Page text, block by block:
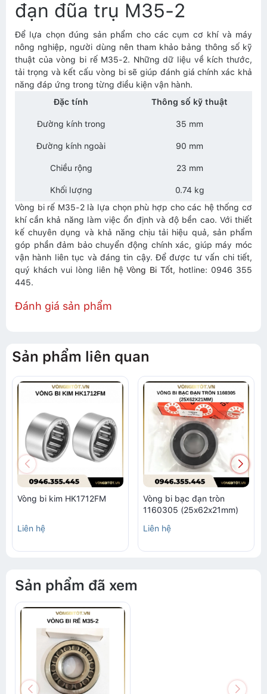
đạn đũa trụ M35-2
Để lựa chọn đúng sản phẩm cho các cụm cơ khí và máy
nông nghiệp, người dùng nên tham khảo bảng thông số kỹ
thuật của vòng bi rế M35-2. Những dữ liệu về kích thước,
tải trọng và kết cấu vòng bi sẽ giúp đánh giá chính xác khả
năng đáp ứng trong từng điều kiện vận hành.
Đặc tính
Thông số kỹ thuật
Đường kính trong 35 mm
Đường kính ngoài 90 mm
Chiều rộng 23 mm
Khối lượng
0.74 kg
Vòng bi rế M35-2 là lựa chọn phù hợp cho các hệ thống cơ
khí cần khả năng làm việc ổn định và độ bền cao. Với thiết
kế chuyên dụng và khả năng chịu tải hiệu quả, sản phẩm
góp phần đảm bảo chuyển động chính xác, giúp máy móc
vận hành liên tục và đáng tin cậy. Để được tư vấn chi tiết,
quý khách vui lòng liên hệVòng Bi Tốt, hotline: 0946 355
445.
Đánh giá sản phẩm
Sản phẩm liên quan
Vòng bi kim HK1712FM
Liên hệ
Vòng bi bạc đạn tròn
1160305 (25x62x21mm)
Liên hệ
Sản phẩm đã xem